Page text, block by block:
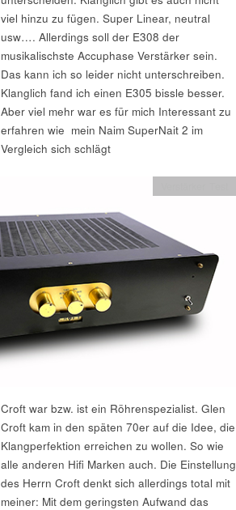
viel hinzu zu fügen. Super Linear, neutral
usw…. Allerdings soll der E308 der
musikalischste Accuphase Verstärker sein.
Das kann ich so leider nicht unterschreiben.
Klanglich fand ich einen E305 bissle besser.
Aber viel mehr war es für mich Interessant zu
erfahren wie mein Naim SuperNait 2 im
Vergleich sich schlägt
Croft war bzw. ist ein Röhrenspezialist. Glen
Croft kam in den späten 70er auf die Idee, die
Klangperfektion erreichen zu wollen. So wie
alle anderen Hifi Marken auch. Die Einstellung
des Herrn Croft denkt sich allerdings total mit
meiner: Mit dem geringsten Aufwand das